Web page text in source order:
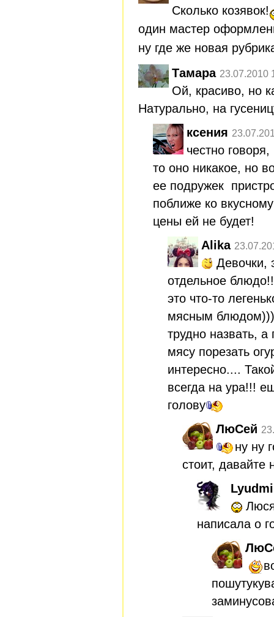
Сколько козявок!
один мастер
ну где же новая
Тамара 23.07.2010
Ой, красиво, но
Натурально, на
ксения
честно
то оно никакое, но
ее подружек
поближе ко
цены ей не будет!
Alika
Девочки,
отдельное
это что-то
мясным
трудно назвать,
мясу порезать
интересно....
всегда на ура!!!
голову
ЛюСей
ну ну
стоит, давайте
написала о